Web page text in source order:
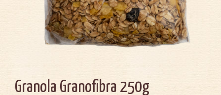
Granola Granofibra 250g